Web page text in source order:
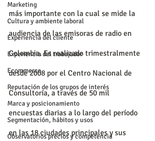
Marketing
Cultura y ambiente laboral
Experiencia del cliente
Experiencia del trabajador
Ecommerce
Reputación de los grupos de interés
Marca y posicionamiento
Segmentación, hábitos y usos
Observatorios precios y competencia
más importante con la cual se mide la
audiencia de las emisoras de radio en
Colombia. Es realizado trimestralmente
desde 2008 por el Centro Nacional de
Consultoría, a través de 50 mil
encuestas diarias a lo largo del período
en las 18 ciudades principales y sus